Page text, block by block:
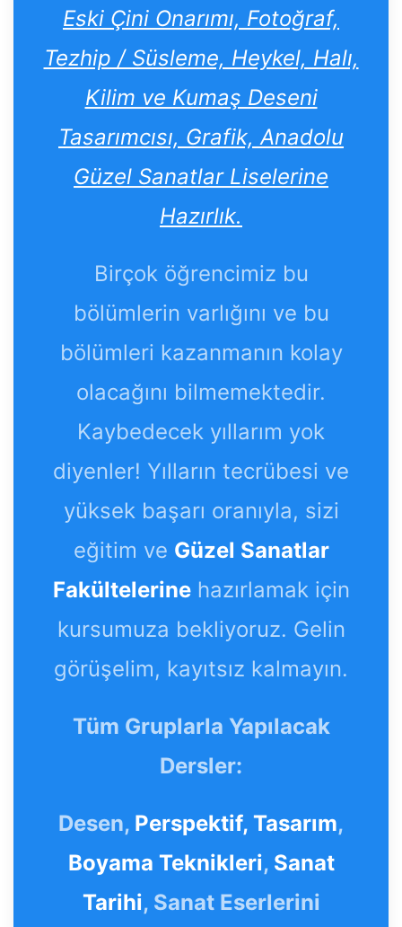
Eski Çini Onarımı, Fotoğraf,
Tezhip / Süsleme, Heykel, Halı,
Kilim ve Kumaş Deseni
Tasarımcısı, Grafik, Anadolu
Güzel Sanatlar Liselerine
Hazırlık.
Birçok öğrencimiz bu
bölümlerin varlığını ve bu
bölümleri kazanmanın kolay
olacağını bilmemektedir.
Kaybedecek yıllarım yok
diyenler! Yılların tecrübesi ve
yüksek başarı oranıyla, sizi
eğitim ve Güzel Sanatlar
Fakültelerinehazırlamak için
kursumuza bekliyoruz. Gelin
görüşelim, kayıtsız kalmayın.
Tüm Gruplarla Yapılacak
Dersler:
Desen, Perspektif, Tasarım,
Boyama Teknikleri, Sanat
Tarihi, Sanat Eserlerini